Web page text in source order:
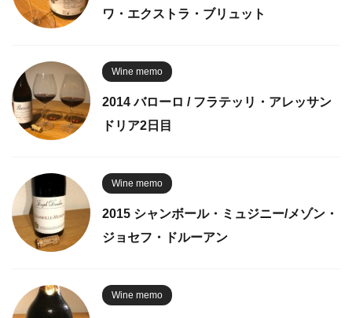
ワ・エクストラ・ブリュット
Wine memo
2014 バローロ / フラテッリ・アレッサン
ドリア2日目
Wine memo
2015 シャンボール・ミュジニー/メゾン・
ジョセフ・ドルーアン
Wine memo